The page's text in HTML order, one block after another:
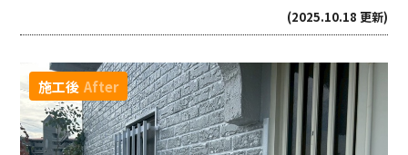
(2025.10.18 更新)
施工後 After